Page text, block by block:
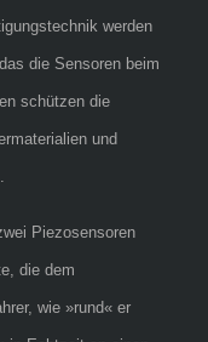
werden
die Sensoren beim
schützen die
und
Piezosensoren
die dem
wie »rund« er